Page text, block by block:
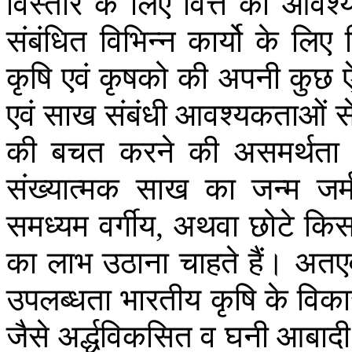
संबंधित विभिन्न कार्यो के लिए
कृषि एवं कृषको की अपनी कुछ
एवं साख संबंधी आवश्यकताओं
की बचत करने की असमर्थता
संख्यात्मक साख का जन्म
समध्यम वर्गीय, अथवा छोटे
का लाभ उठाना चाहते हैं।
उपलब्धता भारतीय कृषि के
जैसे अर्द्धविकसित व घनी आबादी